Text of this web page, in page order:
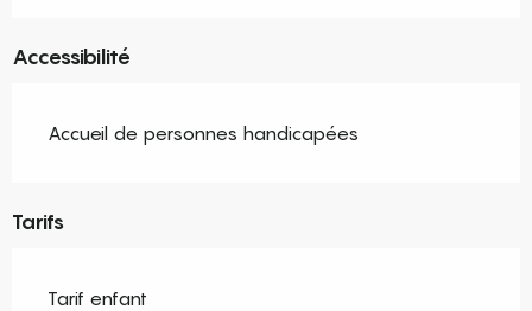
Accessibilité
Accueil de personnes handicapées
Tarifs
Tarif enfant